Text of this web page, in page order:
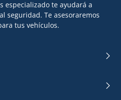
especializado te ayudará a
seguridad. Te asesoraremos
tus vehículos.